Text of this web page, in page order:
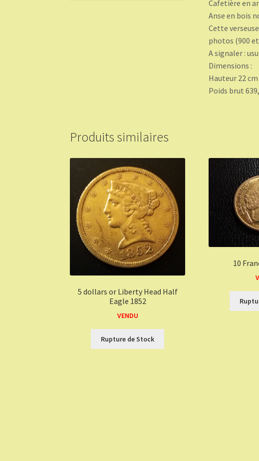
Cafetière en
Anse en bois
Cette
photos (900
A signaler :
Dimensions :
Hauteur 22 cm
Poids brut
Produits similaires
5 dollars or Liberty Head Half
Eagle 1852
VENDU
Rupture de Stock
10